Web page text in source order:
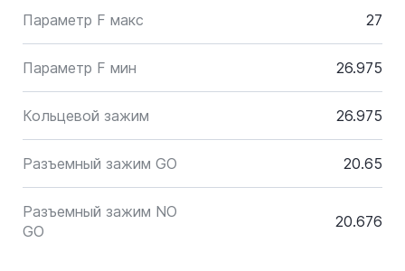
Параметр F макс 27
Параметр F мин 26.975
Кольцевой зажим 26.975
Разъемный зажим GO 20.65
Разъемный зажим NO
GO
20.676